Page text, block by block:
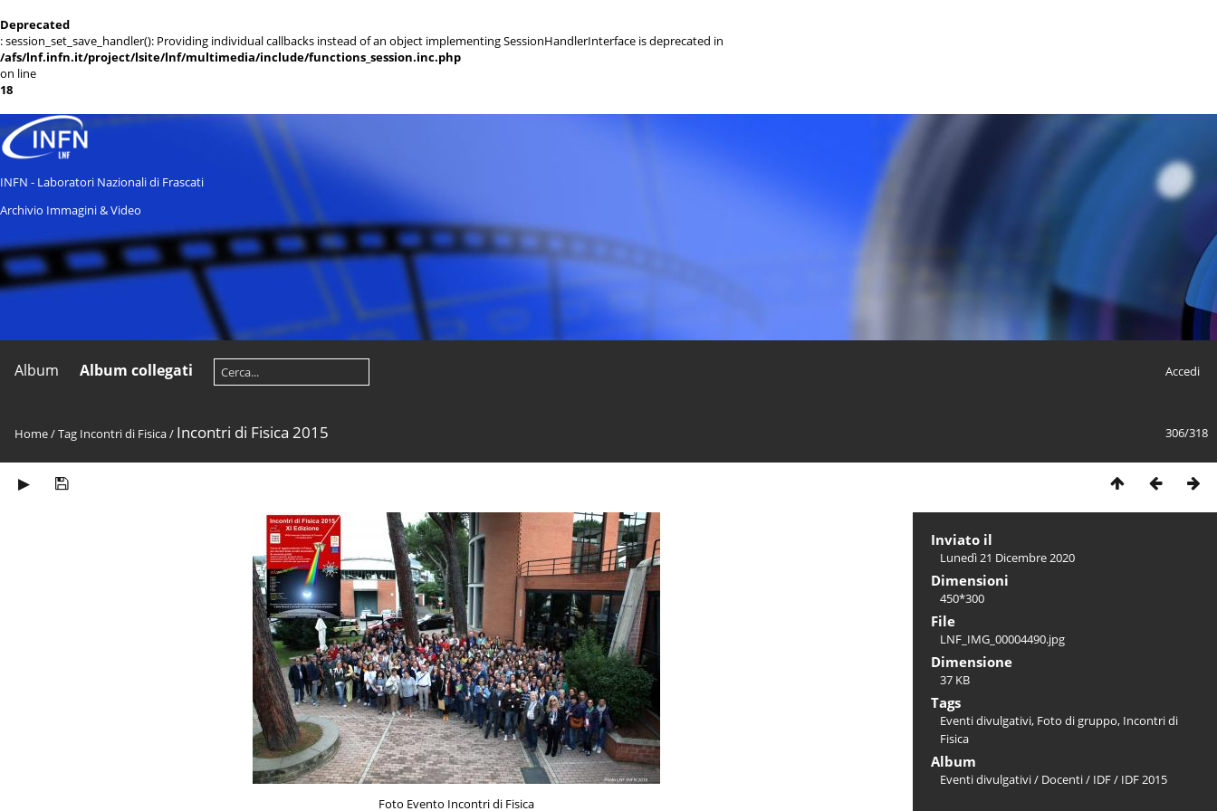
Deprecated
: session_set_save_handler(): Providing individual callbacks instead of an object implementing SessionHandlerInterface is deprecated in
/afs/lnf.infn.it/project/lsite/lnf/multimedia/include/functions_session.inc.php
on line
18
INFN - Laboratori Nazionali di Frascati
Archivio Immagini & Video
Album Album collegati Accedi
306/318
Home/Tag Incontri di Fisica/ Incontri di Fisica 2015
Foto Evento Incontri di Fisica
Inviato il
Lunedì 21 Dicembre 2020
Dimensioni
450*300
File
LNF_IMG_00004490.jpg
Dimensione
37 KB
Tags
Eventi divulgativi, Foto di gruppo, Incontri di
Fisica
Album
Eventi divulgativi/ Docenti/ IDF/ IDF 2015